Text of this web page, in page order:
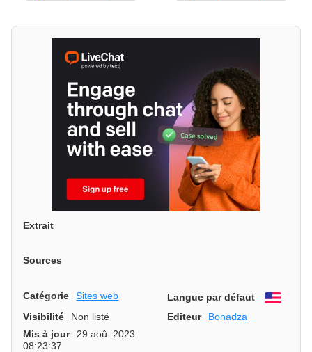
Extrait
Sources
Catégorie Sites web Langue par défaut
Visibilité
Non listé Editeur
Bonadza
Mis à jour
29 aoû. 2023
08:23:37